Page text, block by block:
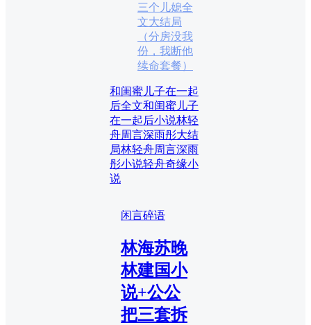
三个儿媳全
文大结局
（分房没我
份，我断他
续命套餐）
和闺蜜儿子在一起
后全文和闺蜜儿子
在一起后小说林轻
舟周言深雨彤大结
局林轻舟周言深雨
彤小说轻舟奇缘小
说
闲言碎语
林海苏晚
林建国小
说+公公
把三套拆